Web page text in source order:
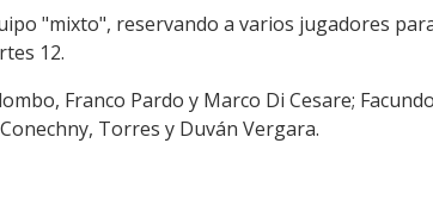
"mixto", reservando a varios jugadores
12.
Franco Pardo y Marco Di Cesare;
Torres y Duván Vergara.